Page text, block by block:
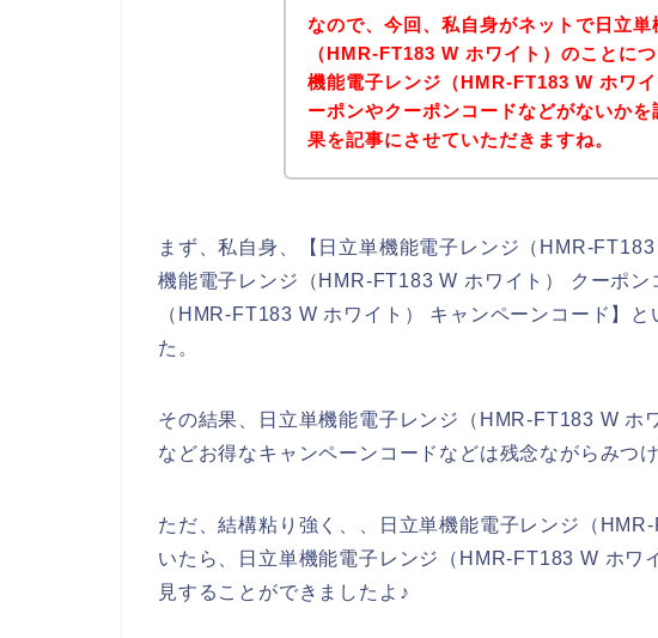
なので、今回、私自身がネットで日立単
（HMR-FT183 W ホワイト）のことに
機能電子レンジ（HMR-FT183 W ホワ
ーポンやクーポンコードなどがないか
果を記事にさせていただきますね。
まず、私自身、【日立単機能電子レンジ（HMR-
機能電子レンジ（HMR-FT183 W ホワイト） クーポ
（HMR-FT183 W ホワイト） キャンペーンコード】
た。
その結果、日立単機能電子レンジ（HMR-FT183 W ホ
などお得なキャンペーンコードなどは残念ながらみつ
ただ、結構粘り強く、、日立単機能電子レンジ（
いたら、日立単機能電子レンジ（HMR-FT183 W ホワ
見することができましたよ♪